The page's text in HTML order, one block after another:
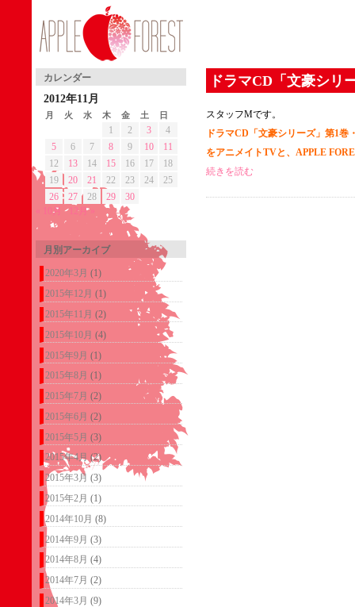
カレンダー
2012年11月
月 火 水 木 金 土 日
1 2 3
4
5
6 7 8 9 10
11
12
13 14 15 16 17
18
19
20 21 22 23 24
25
26
27 28 29
30
« 10月
12月 »
月別アーカイブ
2020年3月 (1)
2015年12月 (1)
2015年11月 (2)
2015年10月 (4)
2015年9月 (1)
2015年8月 (1)
2015年7月 (2)
2015年6月 (2)
2015年5月 (3)
2015年4月 (2)
2015年3月 (3)
2015年2月 (1)
2014年10月 (8)
2014年9月 (3)
2014年8月 (4)
2014年7月 (2)
2014年3月 (9)
ドラマCD「文豪シリ
スタッフMです。
ドラマCD「文豪シリーズ」第1
をアニメイトTVと、APPLE
続きを読む